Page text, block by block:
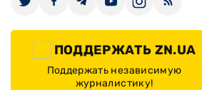
ПОДДЕРЖАТЬ ZN.UA
Поддержать независимую
журналистику!